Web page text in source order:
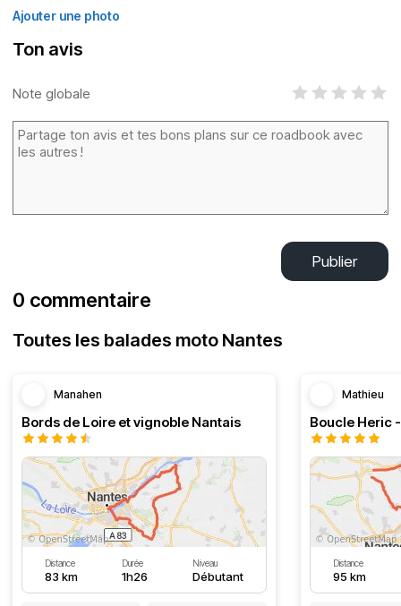
Ajouter une photo
Ton avis
Note globale
Publier
0 commentaire
Toutes les balades moto Nantes
Manahen
Bords de Loire et vignoble Nantais
Distance
83 km
Durée
1h26
Niveau
Débutant
Mathieu
Boucle Heric
Distance
95 km